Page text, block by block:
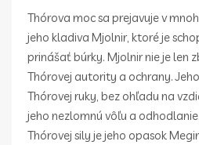
Thórova moc sa prejavuje v
jeho kladiva Mjolnir, ktoré je
prinášať búrky. Mjolnir nie je len
Thórovej autority a ochrany.
Thórovej ruky, bez ohľadu na
jeho nezlomnú vôľu a
Thórovej sily je jeho opasok